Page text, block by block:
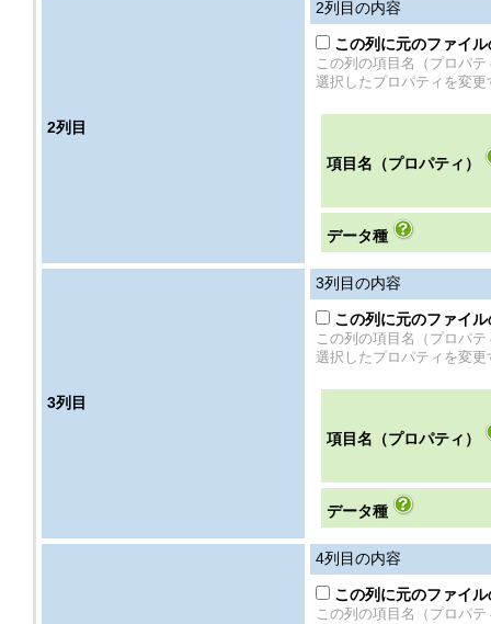
2列目
2列目の内容
この列に元のファイ
この列の項目名（プロパ
選択したプロパティを変
項目名（プロパティ）
データ種
3列目
3列目の内容
この列に元のファイ
この列の項目名（プロパ
選択したプロパティを変
項目名（プロパティ）
データ種
4列目の内容
この列に元のファイ
この列の項目名（プロパ